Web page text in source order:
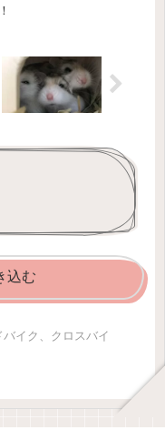
込む
バイク、クロスバイ